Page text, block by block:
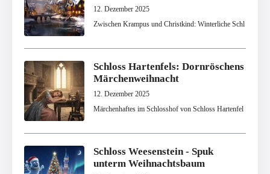
12. Dezember 2025
Zwischen Krampus und Christkind: Winterliche Schl
Schloss Hartenfels: Dornröschens
Märchenweihnacht
12. Dezember 2025
Märchenhaftes im Schlosshof von Schloss Hartenfel
Schloss Weesenstein - Spuk
unterm Weihnachtsbaum